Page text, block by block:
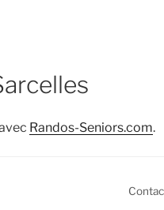
Randos-Seniors.com.